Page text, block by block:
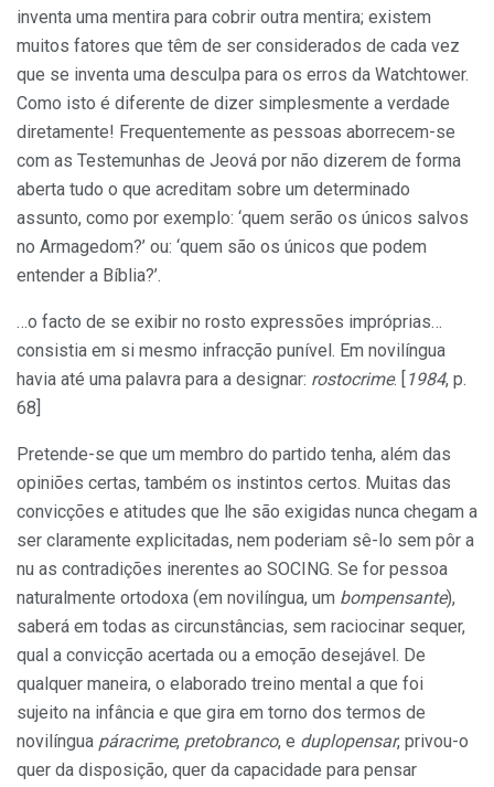
inventa uma mentira para cobrir outra mentira; existem
muitos fatores que têm de ser considerados de cada vez
que se inventa uma desculpa para os erros da Watchtower.
Como isto é diferente de dizer simplesmente a verdade
diretamente! Frequentemente as pessoas aborrecem-se
com as Testemunhas de Jeová por não dizerem de forma
aberta tudo o que acreditam sobre um determinado
assunto, como por exemplo: ‘quem serão os únicos salvos
no Armagedom?’ ou: ‘quem são os únicos que podem
entender a Bíblia?’.
…o facto de se exibir no rosto expressões impróprias…
consistia em si mesmo infracção punível. Em novilíngua
havia até uma palavra para a designar: rostocrime. [ 1984, p.
68]
Pretende-se que um membro do partido tenha, além das
opiniões certas, também os instintos certos. Muitas das
convicções e atitudes que lhe são exigidas nunca chegam a
ser claramente explicitadas, nem poderiam sê-lo sem pôr a
nu as contradições inerentes ao SOCING. Se for pessoa
naturalmente ortodoxa (em novilíngua, um bompensante),
saberá em todas as circunstâncias, sem raciocinar sequer,
qual a convicção acertada ou a emoção desejável. De
qualquer maneira, o elaborado treino mental a que foi
sujeito na infância e que gira em torno dos termos de
novilíngua páracrime, pretobranco, e duplopensar, privou-o
quer da disposição, quer da capacidade para pensar